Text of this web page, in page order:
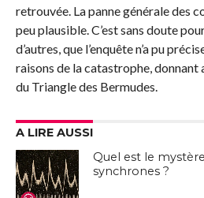
retrouvée. La panne générale des
peu plausible. C’est sans doute
d’autres, que l’enquête n’a pu
raisons de la catastrophe, donnant
du Triangle des Bermudes.
A LIRE AUSSI
Quel est le
synchrones ?